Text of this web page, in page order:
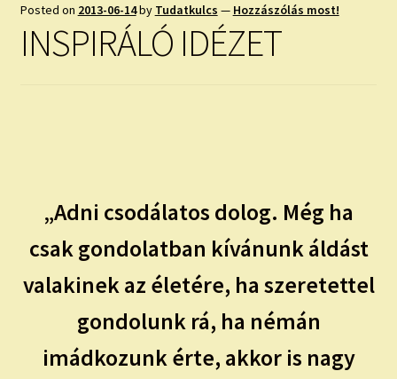
NAPI ASZTROLÓGIA
IRATKOZZ FEL A VIDEÓ CSATORNÁNKRA!
TAROT ELEMZÉS MEGRENDELÉSE LIMITÁLT!
Posted on 2013-06-14by Tudatkulcs — Hozzászólás most!
INSPIRÁLÓ IDÉZET
„Adni csodálatos dolog. Még ha
csak gondolatban kívánunk áldást
valakinek az életére, ha szeretettel
gondolunk rá, ha némán
imádkozunk érte, akkor is nagy